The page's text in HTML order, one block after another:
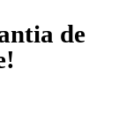
de